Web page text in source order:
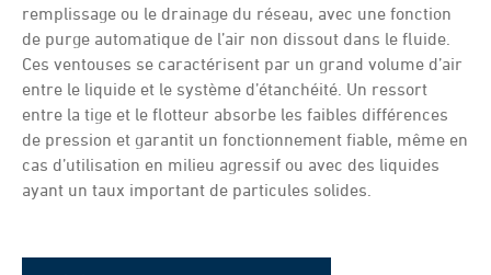
remplissage ou le drainage du réseau, avec une fonction
de purge automatique de l’air non dissout dans le fluide.
Ces ventouses se caractérisent par un grand volume d’air
entre le liquide et le système d’étanchéité. Un ressort
entre la tige et le flotteur absorbe les faibles différences
de pression et garantit un fonctionnement fiable, même en
cas d’utilisation en milieu agressif ou avec des liquides
ayant un taux important de particules solides.